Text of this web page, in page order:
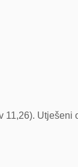
11,26). Utješeni